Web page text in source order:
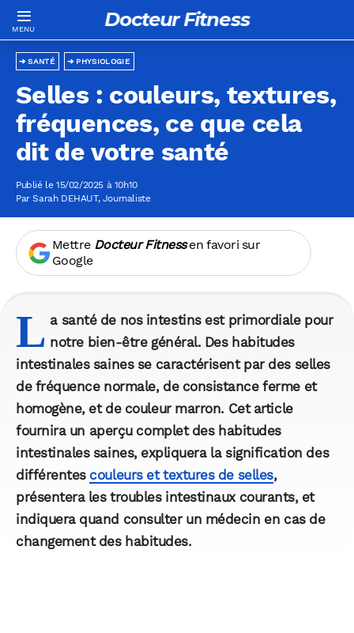
Docteur Fitness
PHYSIOLOGIE
SANTÉ
Selles : couleurs, textures,
fréquences, ce que cela
dit de votre santé
Publié le 15/02/2025 à 10h10
ParSarah DEHAUT, Journaliste
Mettre Docteur Fitnessen favori sur
Google
L a santé de nos intestins est primordiale pour
notre bien-être général. Des habitudes
intestinales saines se caractérisent par des selles
de fréquence normale, de consistance ferme et
homogène, et de couleur marron. Cet article
fournira un aperçu complet des habitudes
intestinales saines, expliquera la signification des
différentes couleurs et textures de selles,
présentera les troubles intestinaux courants, et
indiquera quand consulter un médecin en cas de
changement des habitudes.